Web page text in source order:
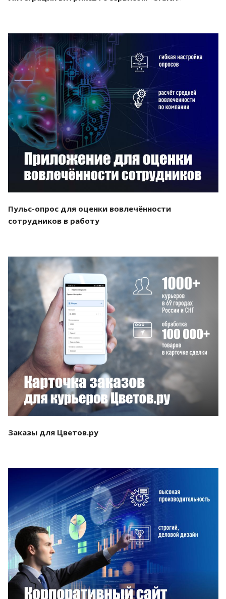
Смотреть проект
Пульс-опрос для оценки вовлечённости
сотрудников в работу
Смотреть проект
Заказы для Цветов.ру
Смотреть проект